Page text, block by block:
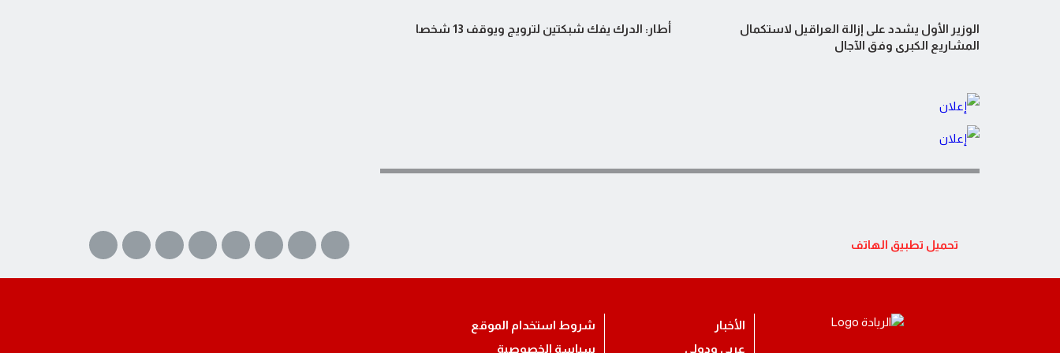
الوزير الأول يشدد على إزالة العراقيل لاستكمال
المشاريع الكبرى وفق الآجال
أطار: الدرك يفك شبكتين لترويج ويوقف 13 شخصا
تحميل تطبيق الهاتف
الأخبار
عربي ودولي
شروط استخدام الموقع
سياسة الخصوصية